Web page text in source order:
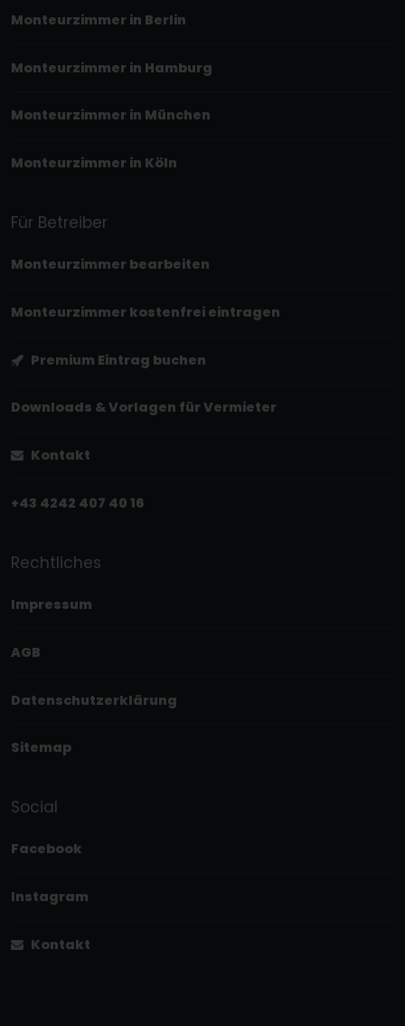
Monteurzimmer in Berlin
Monteurzimmer in Hamburg
Monteurzimmer in München
Monteurzimmer in Köln
Für Betreiber
Monteurzimmer bearbeiten
Monteurzimmer kostenfrei eintragen
Premium Eintrag buchen
Downloads & Vorlagen für Vermieter
Kontakt
+43 4242 407 40 16
Rechtliches
Impressum
AGB
Datenschutzerklärung
Sitemap
Social
Facebook
Instagram
Kontakt